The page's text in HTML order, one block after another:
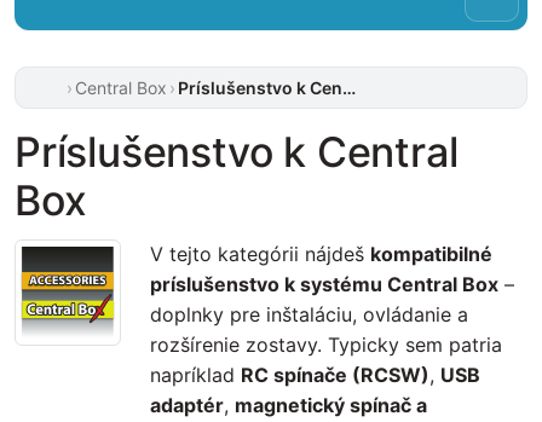
Central Box Príslušenstvo k Central Box
Príslušenstvo k Central
Box
V tejto kategórii nájdeš kompatibilné
príslušenstvo k systému Central Box –
doplnky pre inštaláciu, ovládanie a
rozšírenie zostavy. Typicky sem patria
napríklad RC spínače (RCSW), USB
adaptér, magnetický spínač a